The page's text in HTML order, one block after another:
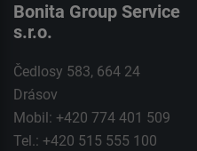
Bonita Group Service
s.r.o.
Čedlosy 583, 664 24
Drásov
Mobil: +420 774 401 509
Tel.: +420 515 555 100